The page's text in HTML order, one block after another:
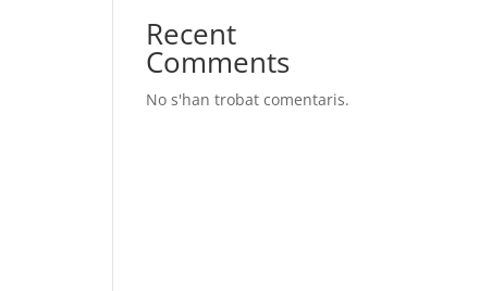
Recent
Comments
No s'han trobat comentaris.